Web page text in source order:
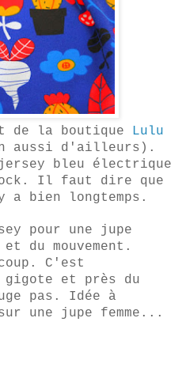
de la boutique Lulu
aussi d'ailleurs).
jersey bleu électrique
Il faut dire que
bien longtemps.
pour une jupe
du mouvement.
C'est
gigote et près du
pas. Idée à
une jupe femme...